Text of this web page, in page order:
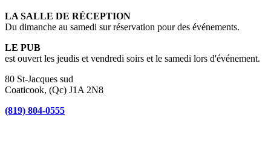
LA SALLE DE RÉCEPTION
Du dimanche au samedi sur réservation pour des événements.
LE PUB
est ouvert les jeudis et vendredi soirs et le samedi lors d'événement.
80 St-Jacques sud
Coaticook, (Qc) J1A 2N8
(819) 804-0555